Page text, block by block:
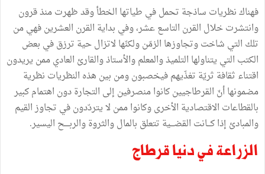
فهناكنظريات ساذجة تحملفي طياتها الخطأوقدظهرتمنذقرون
وانتشرتخلال القرن التاسععشر،وفي بداية القرن العشرينفهيمن
تلك التي شاختوتجاوزها الزمّنولكنّها لاتزالحية ترزقفي بعض
الكتب التي يتناولها التلميذوالمعلموالأستاذوالقارئ العاديممن يريدون
اقتناء ثقافة ثريّة تغذّيهمفيخصبونومن بين هذه النظريات نظرية
مضمونهاأنّ القرطاجيينكانوامنصرفين إلى التجارةدون اهتمامكبير
بالقطاعات الاقتصادية الأخرىوكانواممن لايتردّدونفي تجاوزالقيم
والمبادئ إذاكـــانت القضـــية تتعلق بالمالوالثروةوالربــــح اليسير.
الزراعة في دنيا قرطاج